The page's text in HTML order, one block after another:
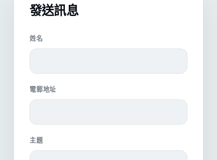
發送訊息
姓名
電郵地址
主題